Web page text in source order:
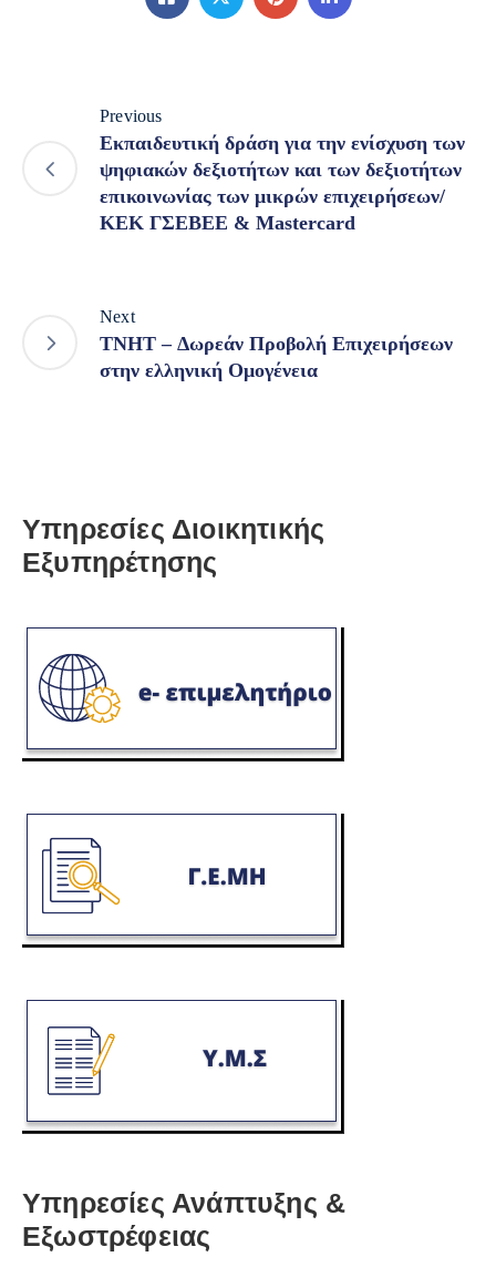
Previous
Εκπαιδευτική δράση για την ενίσχυση των
ψηφιακών δεξιοτήτων και των δεξιοτήτων
επικοινωνίας των μικρών επιχειρήσεων/
ΚΕΚ ΓΣΕΒΕΕ & Mastercard
Next
TNHT – Δωρεάν Προβολή Επιχειρήσεων
στην ελληνική Ομογένεια
Υπηρεσίες Διοικητικής
Εξυπηρέτησης
Υπηρεσίες Ανάπτυξης &
Εξωστρέφειας